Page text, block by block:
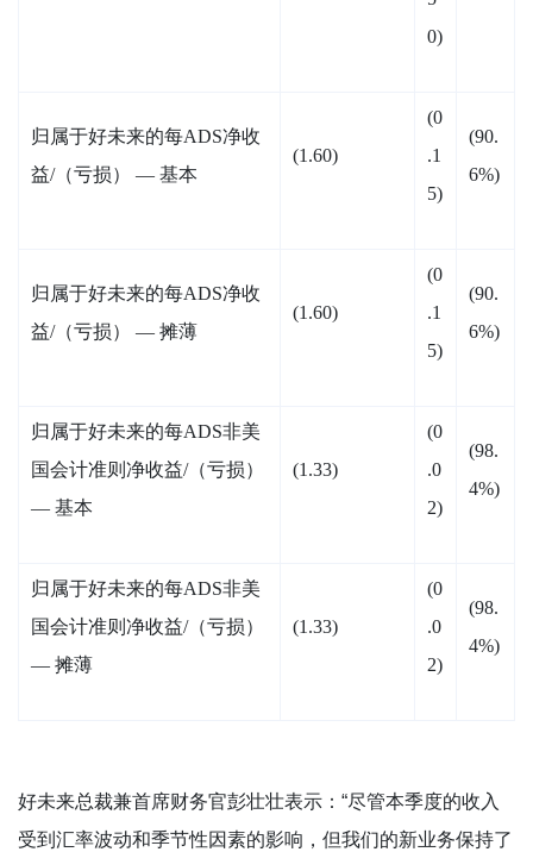
0)
归属于好未来的每ADS净收
益/（亏损） — 基本
(1.60)
(0
.1
5)
(90.
6%)
归属于好未来的每ADS净收
益/（亏损） — 摊薄
(1.60)
(0
.1
5)
(90.
6%)
归属于好未来的每ADS非美
国会计准则净收益/（亏损）
— 基本
(1.33)
(0
.0
2)
(98.
4%)
归属于好未来的每ADS非美
国会计准则净收益/（亏损）
— 摊薄
(1.33)
(0
.0
2)
(98.
4%)
好未来总裁兼首席财务官彭壮壮表示：“尽管本季度的收入
受到汇率波动和季节性因素的影响，但我们的新业务保持了